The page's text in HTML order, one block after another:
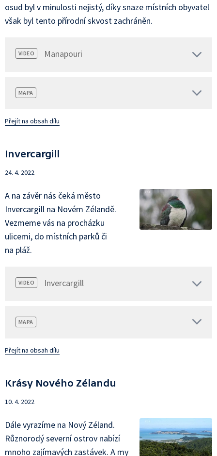
osud byl v minulosti nejistý, díky snaze místních obyvatel
však byl tento přírodní skvost zachráněn.
VIDEO Manapouri
MAPA
Přejít na obsah dílu
Invercargill
24. 4. 2022
A na závěr nás čeká město
Invercargill na Novém Zélandě.
Vezmeme vás na procházku
ulicemi, do místních parků či
na pláž.
VIDEO Invercargill
MAPA
Přejít na obsah dílu
Krásy Nového Zélandu
10. 4. 2022
Dále vyrazíme na Nový Zéland.
Různorodý severní ostrov nabízí
mnoho zajímavých zastávek. A my